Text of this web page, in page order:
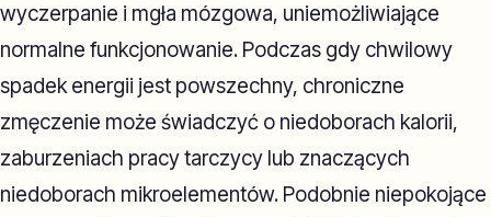
wyczerpanie i mgła mózgowa, uniemożliwiające
normalne funkcjonowanie. Podczas gdy chwilowy
spadek energii jest powszechny, chroniczne
zmęczenie może świadczyć o niedoborach kalorii,
zaburzeniach pracy tarczycy lub znaczących
niedoborach mikroelementów. Podobnie niepokojące